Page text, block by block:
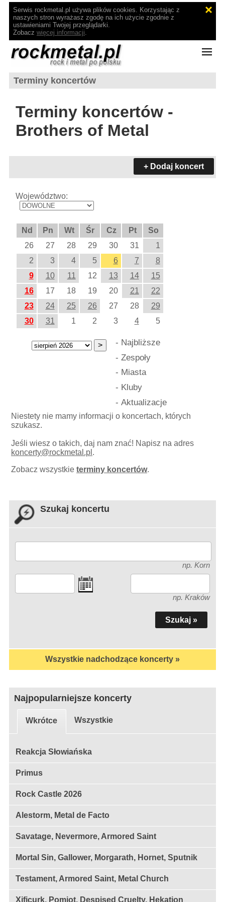
Serwis rockmetal.pl używa plików cookies. Korzystając z
naszych stron wyrażasz zgodę na ich użycie zgodnie z
ustawieniami Twojej przeglądarki.
Zobacz więcej informacji.
Terminy koncertów
Terminy koncertów -
Brothers of Metal
+ Dodaj koncert
Województwo:
Nd Pn Wt Śr Cz Pt
So
26
27 28 29 30 31
1
2
3 4 5 6 7
8
9
10 11 12 13 14
15
16
17 18 19 20 21
22
23
24 25 26 27 28
29
30
31 1 2 3 4 5
- Najbliższe
- Zespoły
- Miasta
- Kluby
- Aktualizacje
Niestety nie mamy informacji o koncertach, których
szukasz.
Jeśli wiesz o takich, daj nam znać! Napisz na adres
koncerty@rockmetal.pl .
Zobacz wszystkieterminy koncertów.
Szukaj koncertu
np. Korn
np. Kraków
Wszystkie nadchodzące koncerty »
Najpopularniejsze koncerty
Wkrótce Wszystkie
Reakcja Słowiańska
Primus
Rock Castle 2026
Alestorm, Metal de Facto
Savatage, Nevermore, Armored Saint
Mortal Sin, Gallower, Morgarath, Hornet, Sputnik
Testament, Armored Saint, Metal Church
Xificurk, Pomiot, Despised Cruelty, Hekation